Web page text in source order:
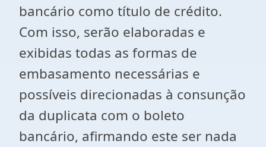
bancário como título de crédito.
Com isso, serão elaboradas e
exibidas todas as formas de
embasamento necessárias e
possíveis direcionadas à consunção
da duplicata com o boleto
bancário, afirmando este ser nada